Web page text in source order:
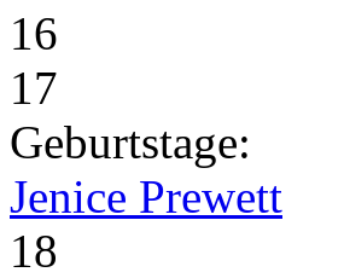
16
17
Geburtstage:
Jenice Prewett
18